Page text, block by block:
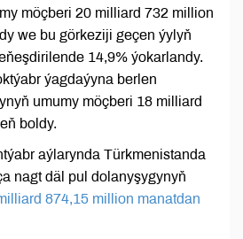
möçberi 20 milliard 732 million
we bu görkeziji geçen ýylyň
14,9% ýokarlandy.
ýagdaýyna berlen
umumy möçberi 18 milliard
boldy.
aýlarynda Türkmenistanda
nagt däl pul dolanyşygynyň
874,15 million manatdan